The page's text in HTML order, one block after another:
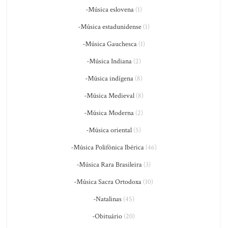
-Música eslovena(1)
-Música estadunidense(1)
-Música Gauchesca(1)
-Música Indiana(2)
-Música indígena(8)
-Música Medieval(8)
-Música Moderna (2)
-Música oriental (5)
-Música Polifônica Ibérica(46)
-Música Rara Brasileira (3)
-Música Sacra Ortodoxa (10)
-Natalinas(45)
-Obituário (20)